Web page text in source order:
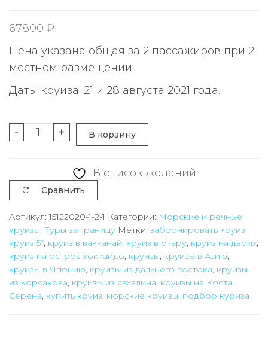
67800 ₽
Цена указана общая за 2 пассажиров при 2-
местном размещении.
Даты круиза: 21 и 28 августа 2021 года.
-
Количество
5*
на
4
дня
из
Корсакова
в
Вакканай
+ В корзину
В список желаний
Сравнить
Артикул:15122020-1-2-1 Категории: Морские и речные
круизы Туры за границу Метки: забронировать круиз
круиз 5* круиз в вакканай круиз в отару круиз на двоих
круиз на остров хоккайдо круизы круизы в Азию
круизы в Японию круизы из дальнего востока круизы
из корсакова круизы из сахалина круизы на Коста
Серена купить круиз морские круизы подбор куриза